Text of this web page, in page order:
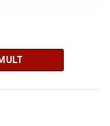
peste 200 de cadre